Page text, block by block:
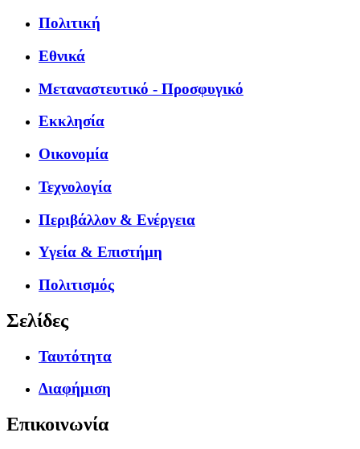
Πολιτική
Εθνικά
Μεταναστευτικό - Προσφυγικό
Εκκλησία
Οικονομία
Τεχνολογία
Περιβάλλον & Ενέργεια
Υγεία & Επιστήμη
Πολιτισμός
Σελίδες
Ταυτότητα
Διαφήμιση
Επικοινωνία